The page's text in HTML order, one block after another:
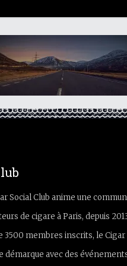
Social Club anime une
de cigare à Paris, depuis
3500 membres inscrits, le Cigar
démarque avec des